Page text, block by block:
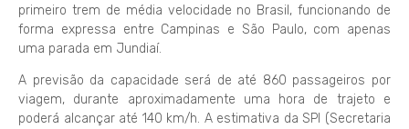
primeiro trem de média velocidade no Brasil, funcionando de
forma expressa entre Campinas e São Paulo, com apenas
uma parada em Jundiaí.
A previsão da capacidade será de até 860 passageiros por
viagem, durante aproximadamente uma hora de trajeto e
poderá alcançar até 140 km/h. A estimativa da SPI (Secretaria